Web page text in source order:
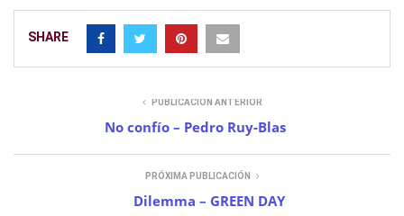
SHARE
PUBLICACIÓN ANTERIOR
No confío – Pedro Ruy-Blas
PRÓXIMA PUBLICACIÓN
Dilemma – GREEN DAY